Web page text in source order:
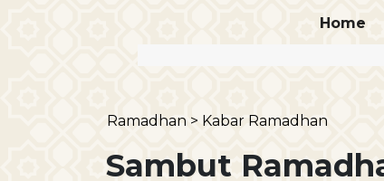
Home
Ramadhan > Kabar Ramadhan
Sambut